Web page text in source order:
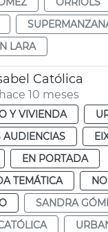
LARA
Católica
10 meses
Y VIVIENDA
AUDIENCIAS
EN PORTADA
TEMÁTICA
SANDRA